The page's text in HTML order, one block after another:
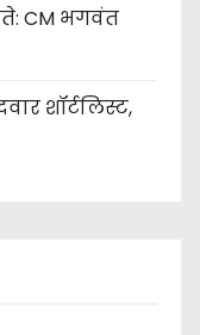
CM भगवंत
शॉर्टलिस्ट,